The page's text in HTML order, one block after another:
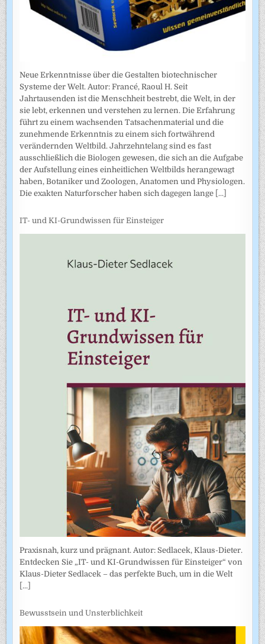
Neue Erkenntnisse über die Gestalten biotechnischer
Systeme der Welt. Autor: Francé, Raoul H. Seit
Jahrtausenden ist die Menschheit bestrebt, die Welt, in der
sie lebt, erkennen und verstehen zu lernen. Die Erfahrung
führt zu einem wachsenden Tatsachenmaterial und die
zunehmende Erkenntnis zu einem sich fortwährend
verändernden Weltbild. Jahrzehntelang sind es fast
ausschließlich die Biologen gewesen, die sich an die Aufgabe
der Aufstellung eines einheitlichen Weltbilds herangewagt
haben, Botaniker und Zoologen, Anatomen und Physiologen.
Die exakten Naturforscher haben sich dagegen lange [...]
IT- und KI-Grundwissen für Einsteiger
Praxisnah, kurz und prägnant. Autor: Sedlacek, Klaus-Dieter.
Entdecken Sie „IT- und KI-Grundwissen für Einsteiger“ von
Klaus-Dieter Sedlacek – das perfekte Buch, um in die Welt
[...]
Bewusstsein und Unsterblichkeit